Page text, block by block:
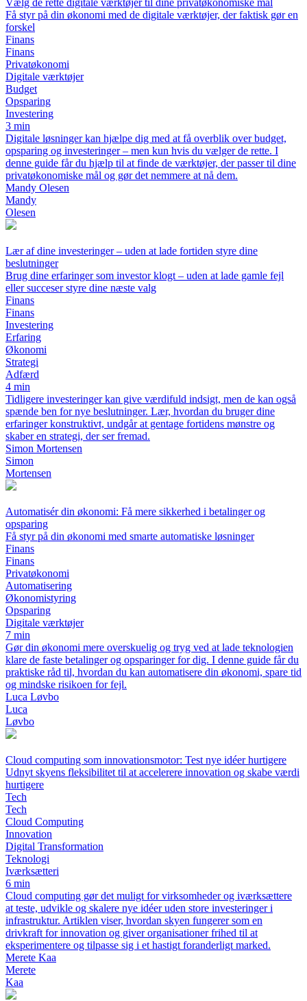
Få styr på din økonomi med de digitale værktøjer, der faktisk gør en
forskel
Finans
Finans
Privatøkonomi
Digitale værktøjer
Budget
Opsparing
Investering
3 min
Digitale løsninger kan hjælpe dig med at få overblik over budget,
opsparing og investeringer – men kun hvis du vælger de rette. I
denne guide får du hjælp til at finde de værktøjer, der passer til dine
privatøkonomiske mål og gør det nemmere at nå dem.
Mandy Olesen
Mandy
Olesen
Lær af dine investeringer – uden at lade fortiden styre dine
beslutninger
Brug dine erfaringer som investor klogt – uden at lade gamle fejl
eller succeser styre dine næste valg
Finans
Finans
Investering
Erfaring
Økonomi
Strategi
Adfærd
4 min
Tidligere investeringer kan give værdifuld indsigt, men de kan også
spænde ben for nye beslutninger. Lær, hvordan du bruger dine
erfaringer konstruktivt, undgår at gentage fortidens mønstre og
skaber en strategi, der ser fremad.
Simon Mortensen
Simon
Mortensen
Automatisér din økonomi: Få mere sikkerhed i betalinger og
opsparing
Få styr på din økonomi med smarte automatiske løsninger
Finans
Finans
Privatøkonomi
Automatisering
Økonomistyring
Opsparing
Digitale værktøjer
7 min
Gør din økonomi mere overskuelig og tryg ved at lade teknologien
klare de faste betalinger og opsparinger for dig. I denne guide får du
praktiske råd til, hvordan du kan automatisere din økonomi, spare tid
og mindske risikoen for fejl.
Luca Løvbo
Luca
Løvbo
Cloud computing som innovationsmotor: Test nye idéer hurtigere
Udnyt skyens fleksibilitet til at accelerere innovation og skabe værdi
hurtigere
Tech
Tech
Cloud Computing
Innovation
Digital Transformation
Teknologi
Iværksætteri
6 min
Cloud computing gør det muligt for virksomheder og iværksættere
at teste, udvikle og skalere nye idéer uden store investeringer i
infrastruktur. Artiklen viser, hvordan skyen fungerer som en
drivkraft for innovation og giver organisationer frihed til at
eksperimentere og tilpasse sig i et hastigt foranderligt marked.
Merete Kaa
Merete
Kaa